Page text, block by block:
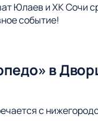
Юлаев и ХК Сочи
событие!
в
с